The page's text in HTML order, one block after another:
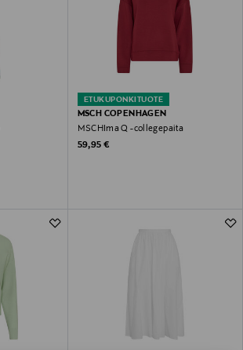
ETUKUPONKITUOTE
MSCH COPENHAGEN
MSCHIma Q -collegepaita
Original Price
59,95 €